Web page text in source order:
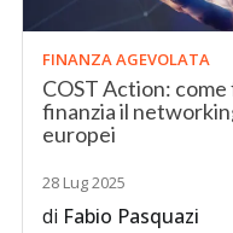
FINANZA AGEVOLATA
COST Action:
finanzia il
europei
28 Lug 2025
di Fabio Pasquazi